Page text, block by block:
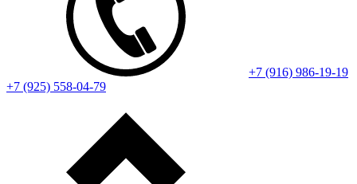
+7 (916) 986-19-19
+7 (925) 558-04-79